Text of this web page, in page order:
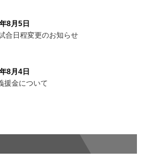
8月5日
合日程変更のお知らせ
8月4日
援金について